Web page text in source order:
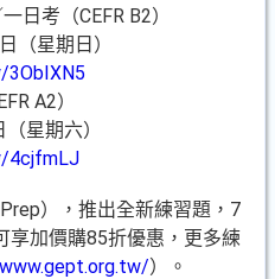
日考（CEFR B2）
（星期日）
A2）
星期六）
4cjfmLJ
），推出全新練習題，7
享加價購85折優惠，更多練
）。